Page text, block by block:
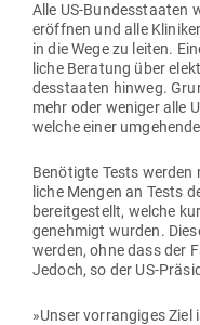
Alle US-Bun­des­staaten
eröffnen und alle
in die Wege zu leiten.
liche Beratung über
des­staaten hinweg.
mehr oder weniger alle
welche einer
Benö­tigte Tests
liche Mengen an Tests
bereit­ge­stellt, welche
genehmigt wurden.
werden, ohne dass der
Jedoch, so der US-
»Unser vor­ran­giges Ziel